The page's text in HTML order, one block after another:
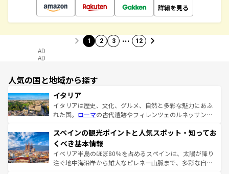
詳細を見る
1 2 3 … 12
AD
AD
人気の国と地域から探す
イタリア
イタリアは歴史、文化、グルメ、自然と多彩な魅力にあふ
れた国。 ローマの古代遺跡やフィレンツェのルネッサンス
ろん、トスカーナの美しい田園風景やアマルフィ海岸の絶
景など、自然景観も見逃せない。観光の合間には、本場の
ピザやパスタなど、絶品のイタリア料理を堪能することも
できる。朝目覚めてから夜眠るまで、すべての瞬間を楽し
スペインの観光ポイントと人気スポット・知ってお
くべき基本情報
イベリア半島のほぼ80％を占めるスペインは、太陽が降り
注ぐ地中海沿岸から雄大なピレネー山脈まで、多彩な自然